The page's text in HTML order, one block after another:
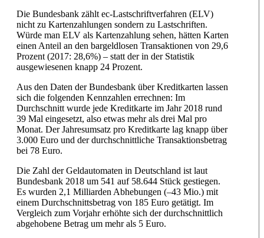
Die Bundesbank zählt ec-Lastschriftverfahren (ELV)
nicht zu Kartenzahlungen sondern zu Lastschriften.
Würde man ELV als Kartenzahlung sehen, hätten Karten
einen Anteil an den bargeldlosen Transaktionen von 29,6
Prozent (2017: 28,6%) – statt der in der Statistik
ausgewiesenen knapp 24 Prozent.
Aus den Daten der Bundesbank über Kreditkarten lassen
sich die folgenden Kennzahlen errechnen: Im
Durchschnitt wurde jede Kreditkarte im Jahr 2018 rund
39 Mal eingesetzt, also etwas mehr als drei Mal pro
Monat. Der Jahresumsatz pro Kreditkarte lag knapp über
3.000 Euro und der durchschnittliche Transaktionsbetrag
bei 78 Euro.
Die Zahl der Geldautomaten in Deutschland ist laut
Bundesbank 2018 um 541 auf 58.644 Stück gestiegen.
Es wurden 2,1 Milliarden Abhebungen (–43 Mio.) mit
einem Durchschnittsbetrag von 185 Euro getätigt. Im
Vergleich zum Vorjahr erhöhte sich der durchschnittlich
abgehobene Betrag um mehr als 5 Euro.